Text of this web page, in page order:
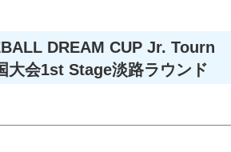
DREAM CUP Jr. Tourn
大会1st Stage淡路ラウンド